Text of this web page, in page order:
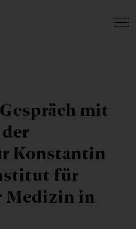
mit
Konstantin
für
Medizin in